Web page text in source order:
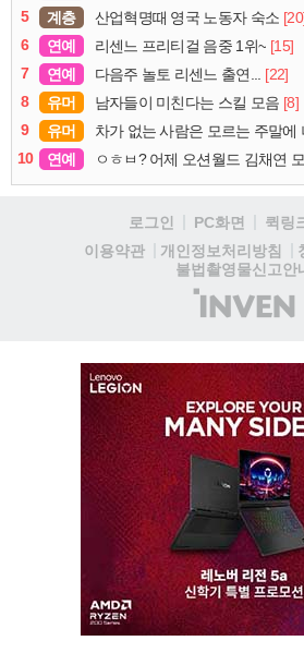
5
계층 산업혁명때 영국 노동자 숙소
6
연예 리센느 프리티걸 음중 1위~ [15]
7
연예 다음주 놀토 리센느 출연... [22]
8
유머 남자들이 미친다는 스킬 모음 [8]
9
유머 차가 없는 사람은 모르는 주말에
10
연예 ㅇㅎㅂ? 어제 오션월드 김채연
로그인 PC화면 퀵링
이용약관
개인정보처리방침
불법촬영물신고안
(주)
인